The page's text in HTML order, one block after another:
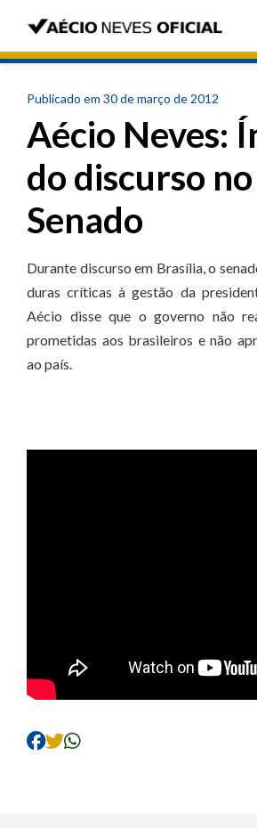
Publicado em 30 de março de 2012
Aécio Neves:
do discurso no
Senado
Durante discurso em Brasília, o
duras críticas à gestão da
Aécio disse que o governo não
prometidas aos brasileiros e não
ao país.